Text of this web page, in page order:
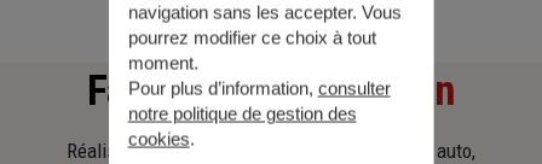
Faitesune simulation
Réalisez une simulation tarifaire d'assurance, auto,
navigation sans les accepter. Vous
pourrez modifier ce choix à tout
moment.
Pour plus d’information, consulter
notre politique de gestion des
cookies.